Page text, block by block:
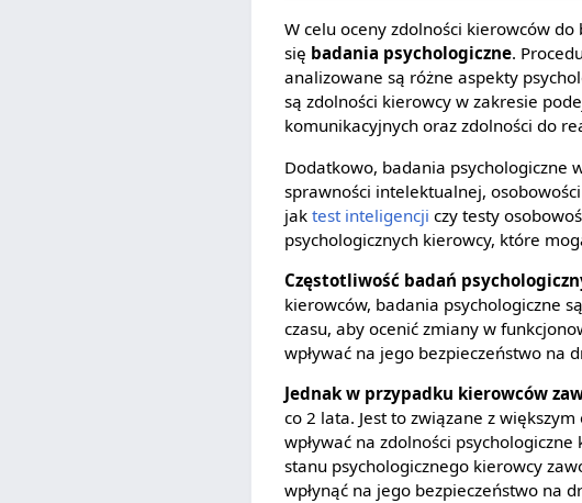
W celu oceny zdolności kierowców
się badania psychologiczne.
analizowane są różne aspekty
są zdolności kierowcy w zakresie
komunikacyjnych oraz zdolności do
Dodatkowo, badania psychologiczne
sprawności intelektualnej,
jaktest inteligencji czy testy
psychologicznych kierowcy, które
Częstotliwość badań
kierowców, badania psychologiczne
czasu, aby ocenić zmiany w
wpływać na jego bezpieczeństwo na
Jednak w przypadku kierowców
co 2 lata. Jest to związane z
wpływać na zdolności
stanu psychologicznego kierowcy
wpłynąć na jego bezpieczeństwo na